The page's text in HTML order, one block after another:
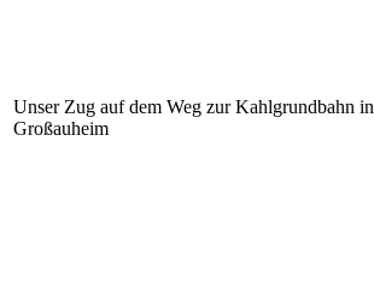
Unser Zug auf dem Weg zur Kahlgrundbahn in
Großauheim